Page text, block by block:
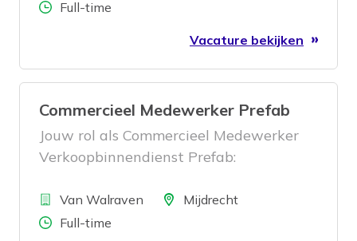
werken we dagelijks aan veilige en
klanten door heel Nederland. En daar
hebben we jou voor nodig!
Aantal uren
Full-time
Vacature bekijken
Commercieel Medewerker Prefab
Jouw rol als Commercieel Medewerker
Verkoopbinnendienst Prefab:
BedrijfVan Walraven LocatieMijdrecht
Aantal uren
Full-time